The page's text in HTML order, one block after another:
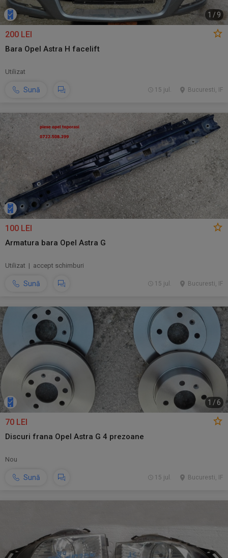
1 / 9
200 LEI
Bara Opel Astra H facelift
Utilizat
Sună Bucuresti, IF
15 jul.
100 LEI
Armatura bara Opel Astra G
Utilizat | accept schimburi
Sună Bucuresti, IF
15 jul.
1 / 6
70 LEI
Discuri frana Opel Astra G 4 prezoane
Nou
Sună Bucuresti, IF
15 jul.